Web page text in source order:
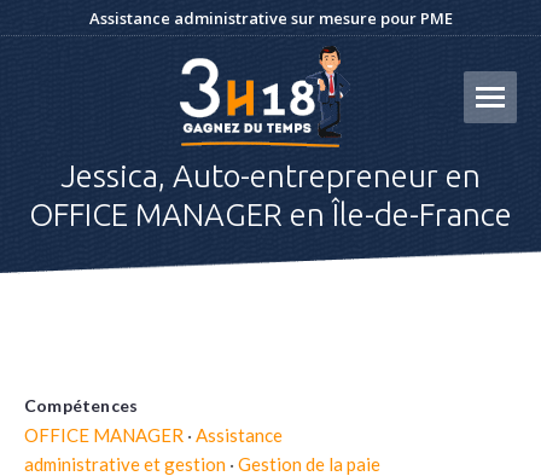
Assistance administrative sur mesure pour PME
Jessica, Auto-entrepreneur en
OFFICE MANAGER en Île-de-France
Compétences
OFFICE MANAGER · Assistance
administrative et gestion · Gestion de la paie